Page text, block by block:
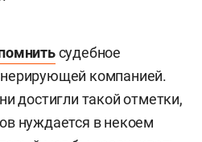
судебное
компанией.
достигли такой отметки,
нуждается в некоем